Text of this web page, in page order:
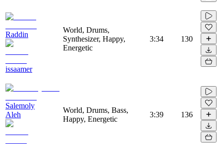
Raddin
issaamer
World, Drums,
Synthesizer, Happy,
Energetic
3:34 130
Salemoly
Aleh
World, Drums, Bass,
Happy, Energetic
3:39 136